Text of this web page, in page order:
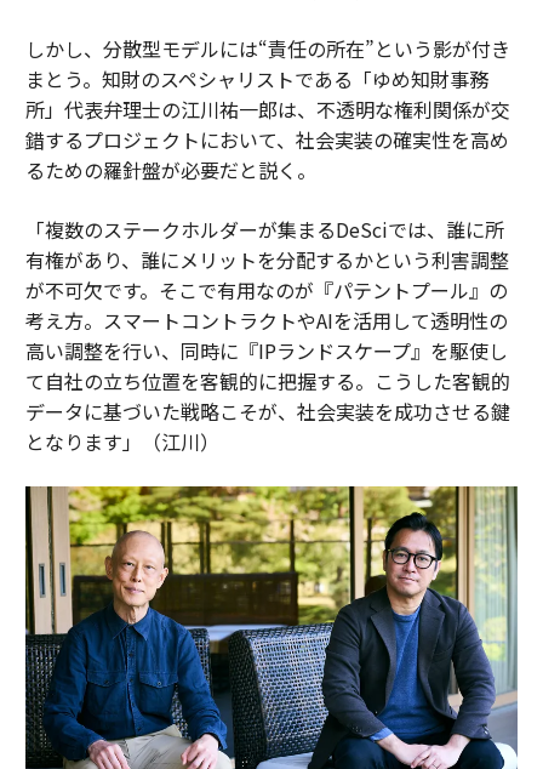
しかし、分散型モデルには“責任の所在”という影が付き
まとう。知財のスペシャリストである「ゆめ知財事務
所」代表弁理士の江川祐一郎は、不透明な権利関係が交
錯するプロジェクトにおいて、社会実装の確実性を高め
るための羅針盤が必要だと説く。
「複数のステークホルダーが集まるDeSciでは、誰に所
有権があり、誰にメリットを分配するかという利害調整
が不可欠です。そこで有用なのが『パテントプール』の
考え方。スマートコントラクトやAIを活用して透明性の
高い調整を行い、同時に『IPランドスケープ』を駆使し
て自社の立ち位置を客観的に把握する。こうした客観的
データに基づいた戦略こそが、社会実装を成功させる鍵
となります」（江川）